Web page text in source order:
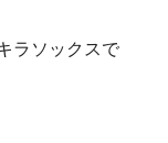
ラソックスで